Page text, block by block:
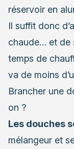
réservoir en
Il suffit donc
chaude… et de
temps de
va de moins
Brancher une
on ?
Les douches
mélangeur et